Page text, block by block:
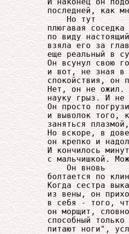
И наконец он
последней, как
         Но тут
плюгавая соседка
по виду
взяла его за
еще реальный в
Он всунул свою
и вот, не зная в
спокойствия, он
Нет, он не ожил.
науку грыз. И не
Он просто
и выволок того,
заняться
Но вскоре, в
он крепко и
И кончилось
с мальчишкой.
         Он вновь
болтается по
Когда сестра
из вены, он
в себя - того,
он морщит,
способный только
питают ноги",